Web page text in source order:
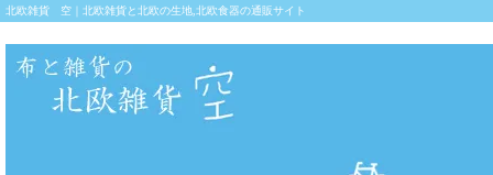
北欧雑貨 空｜北欧雑貨と北欧の生地,北欧食器の通販サイト